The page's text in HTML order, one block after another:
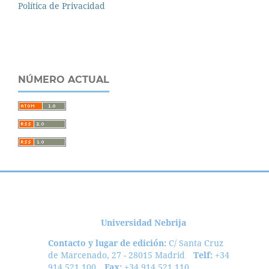
Política de Privacidad
NÚMERO ACTUAL
Universidad Nebrija
Contacto y lugar de edición: C/ Santa Cruz
de Marcenado, 27 - 28015 Madrid
Telf: +34